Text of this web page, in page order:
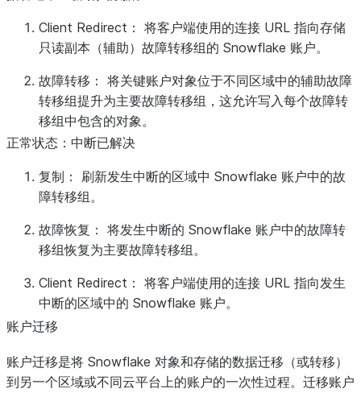
Client Redirect： 将客户端使用的连接 URL 指向存储
只读副本（辅助）故障转移组的 Snowflake 账户。
故障转移： 将关键账户对象位于不同区域中的辅助故障
转移组提升为主要故障转移组，这允许写入每个故障转
移组中包含的对象。
正常状态：中断已解决
复制：
刷新发生中断的区域中 Snowflake 账户中的故
障转移组。
故障恢复： 将发生中断的 Snowflake 账户中的故障转
移组恢复为主要故障转移组。
Client Redirect： 将客户端使用的连接 URL 指向发生
中断的区域中的 Snowflake 账户。
账户迁移
账户迁移是将 Snowflake 对象和存储的数据迁移（或转移）
到另一个区域或不同云平台上的账户的一次性过程。迁移账户